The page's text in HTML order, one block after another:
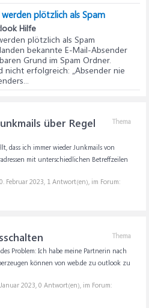
plötzlich als Spam
Hilfe
plötzlich als Spam
bekannte E-Mail-Absender
Grund im Spam Ordner.
nicht erfolgreich: „Absender nie
Thema
über Regel
dass ich immer wieder Junkmails von
mit unterschiedlichen Betreffzeilen
Februar 2023, 1 Antwort(en), im Forum:
Thema
Problem: Ich habe meine Partnerin nach
können von web.de zu outlook zu
2023, 0 Antwort(en), im Forum: